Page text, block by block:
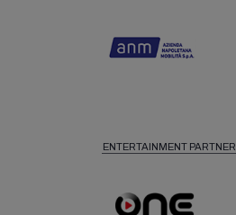
ENTERTAINMENT PARTNER